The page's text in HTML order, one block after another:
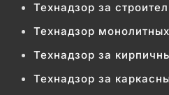
Технадзор за
Технадзор
Технадзор за
Технадзор за